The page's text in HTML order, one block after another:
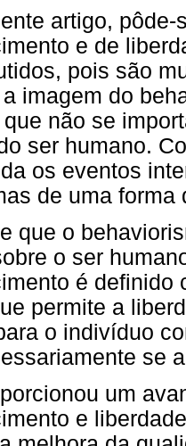
artigo,
e de
pois são
imagem do
não se
ser humano.
os eventos
de uma forma
que o
o ser
é definido
permite a
o indivíduo
se
um
e